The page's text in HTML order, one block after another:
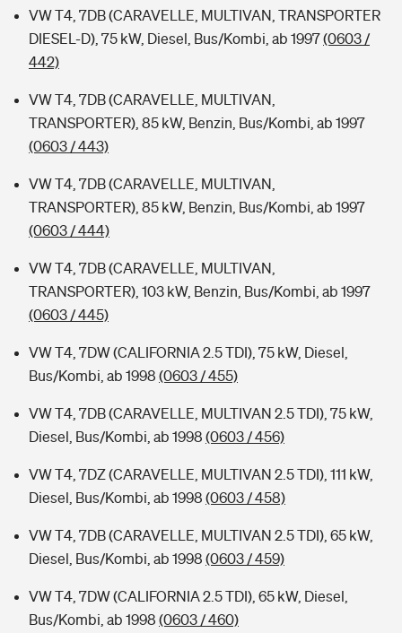
VW T4, 7DB (CARAVELLE, MULTIVAN, TRANSPORTER
DIESEL-D), 75 kW, Diesel, Bus/Kombi, ab 1997(0603 /
442)
VW T4, 7DB (CARAVELLE, MULTIVAN,
TRANSPORTER), 85 kW, Benzin, Bus/Kombi, ab 1997
(0603 / 443)
VW T4, 7DB (CARAVELLE, MULTIVAN,
TRANSPORTER), 85 kW, Benzin, Bus/Kombi, ab 1997
(0603 / 444)
VW T4, 7DB (CARAVELLE, MULTIVAN,
TRANSPORTER), 103 kW, Benzin, Bus/Kombi, ab 1997
(0603 / 445)
VW T4, 7DW (CALIFORNIA 2.5 TDI), 75 kW, Diesel,
Bus/Kombi, ab 1998 (0603 / 455)
VW T4, 7DB (CARAVELLE, MULTIVAN 2.5 TDI), 75 kW,
Diesel, Bus/Kombi, ab 1998 (0603 / 456)
VW T4, 7DZ (CARAVELLE, MULTIVAN 2.5 TDI), 111 kW,
Diesel, Bus/Kombi, ab 1998 (0603 / 458)
VW T4, 7DB (CARAVELLE, MULTIVAN 2.5 TDI), 65 kW,
Diesel, Bus/Kombi, ab 1998 (0603 / 459)
VW T4, 7DW (CALIFORNIA 2.5 TDI), 65 kW, Diesel,
Bus/Kombi, ab 1998 (0603 / 460)